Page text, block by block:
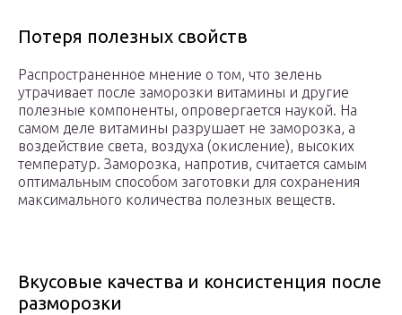
Потеря полезных свойств
Распространенное мнение о том, что зелень
утрачивает после заморозки витамины и другие
полезные компоненты, опровергается наукой. На
самом деле витамины разрушает не заморозка, а
воздействие света, воздуха (окисление), высоких
температур. Заморозка, напротив, считается самым
оптимальным способом заготовки для сохранения
максимального количества полезных веществ.
Вкусовые качества и консистенция после
разморозки